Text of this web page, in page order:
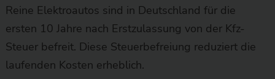
Reine Elektroautos sind in Deutschland für die
ersten 10 Jahre nach Erstzulassung von der Kfz-
Steuer befreit. Diese Steuerbefreiung reduziert die
laufenden Kosten erheblich.